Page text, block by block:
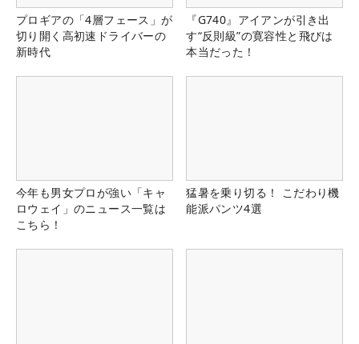
プロギアの「4層フェース」が
切り開く高初速ドライバーの
新時代
『G740』アイアンが引き出
す“反則級”の寛容性と飛びは
本当だった！
今年も男女プロが強い「キャ
ロウェイ」のニュース一覧は
こちら！
猛暑を乗り切る！ こだわり機
能派パンツ4選